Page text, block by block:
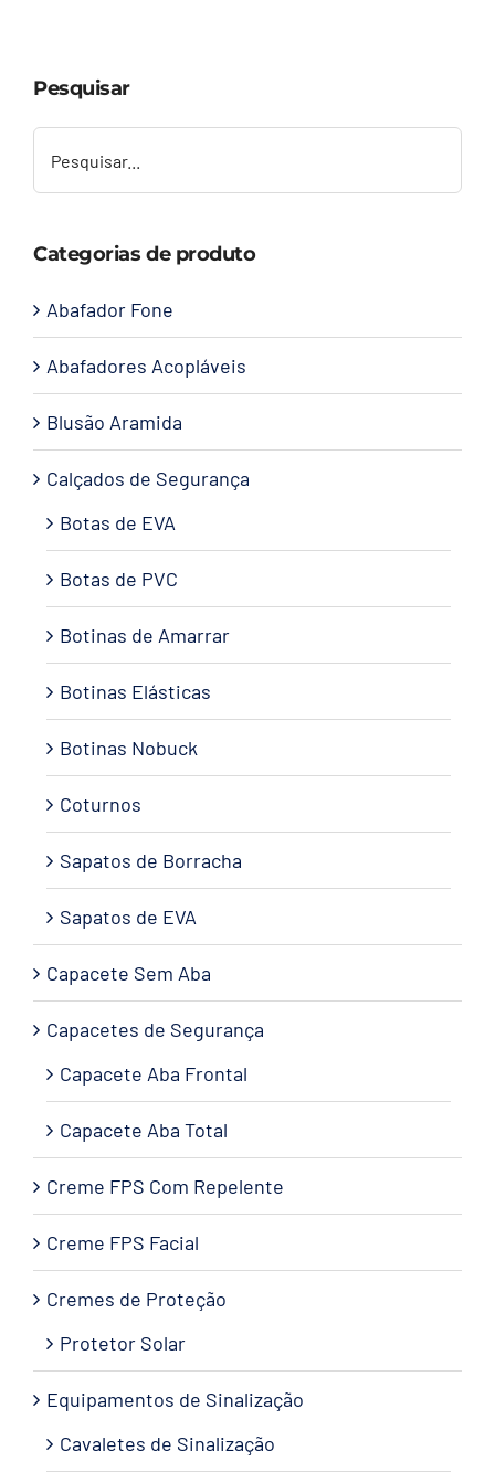
Contato
Pesquisar
Categorias de produto
Abafador Fone
Abafadores Acopláveis
Blusão Aramida
Calçados de Segurança
Botas de EVA
Botas de PVC
Botinas de Amarrar
Botinas Elásticas
Botinas Nobuck
Coturnos
Sapatos de Borracha
Sapatos de EVA
Capacete Sem Aba
Capacetes de Segurança
Capacete Aba Frontal
Capacete Aba Total
Creme FPS Com Repelente
Creme FPS Facial
Cremes de Proteção
Protetor Solar
Equipamentos de Sinalização
Cavaletes de Sinalização